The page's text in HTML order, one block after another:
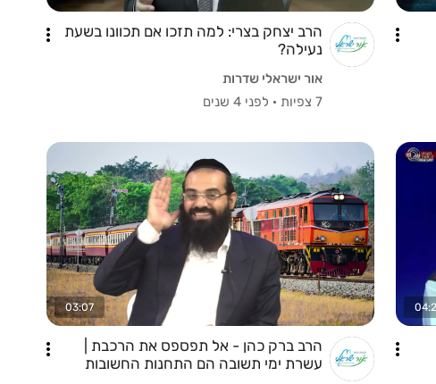
הרב יצחק בצרי: למה תזכו אם תכוונו בשעת
נעילה?
אור ישראלי שדרות
7 צפיות
· לפני 4 שנים
03:07
הרב ברק כהן - אל תפספס את הרכבת |
עשרת ימי תשובה הם התחנות החשובות